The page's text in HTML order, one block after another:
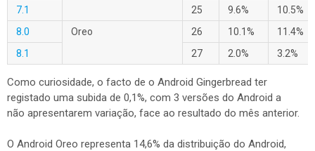
7.1
25 9.6%
10.5%
8.0
Oreo 26 10.1%
11.4%
8.1
27 2.0% 3.2%
Como curiosidade, o facto de o Android Gingerbread ter
registado uma subida de 0,1%, com 3 versões do Android a
não apresentarem variação, face ao resultado do mês anterior.
O Android Oreo representa 14,6% da distribuição do Android,